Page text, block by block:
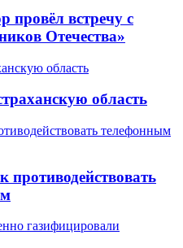
провёл встречу с
Отечества»
область